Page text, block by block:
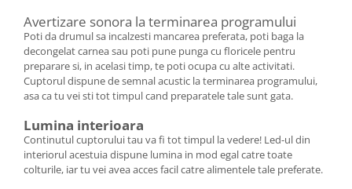
Avertizare sonora la terminarea programului
Poti da drumul sa incalzesti mancarea preferata, poti baga la
decongelat carnea sau poti pune punga cu floricele pentru
preparare si, in acelasi timp, te poti ocupa cu alte activitati.
Cuptorul dispune de semnal acustic la terminarea programului,
asa ca tu vei sti tot timpul cand preparatele tale sunt gata.
Lumina interioara
Continutul cuptorului tau va fi tot timpul la vedere! Led-ul din
interiorul acestuia dispune lumina in mod egal catre toate
colturile, iar tu vei avea acces facil catre alimentele tale preferate.